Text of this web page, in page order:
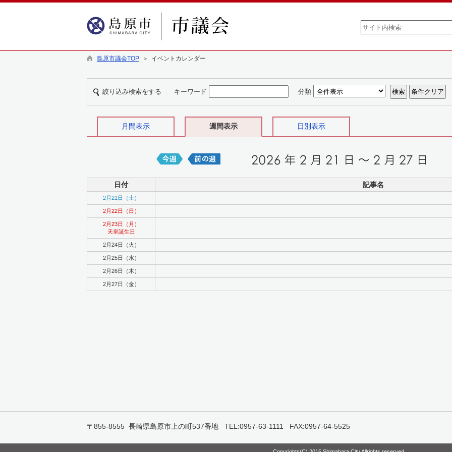
島原市議会TOP ＞ イベントカレンダー
絞り込み検索をする キーワード 分類
月間表示 週間表示 日別表示
日付 記事名
2月21日（土）
2月22日（日）
2月23日（月）
天皇誕生日
2月24日（火）
2月25日（水）
2月26日（木）
2月27日（金）
〒855-8555 長崎県島原市上の町537番地 TEL:0957-63-1111 FAX:0957-64-5525